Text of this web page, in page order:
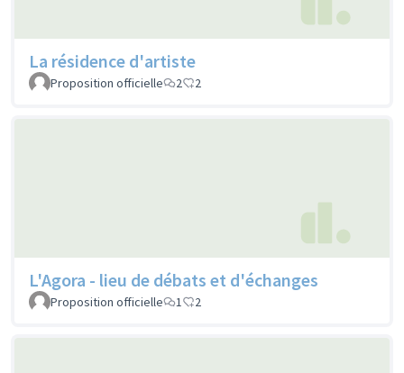
La résidence d'artiste
Proposition officielle 2 2
L'Agora - lieu de débats et d'échanges
Proposition officielle 1 2